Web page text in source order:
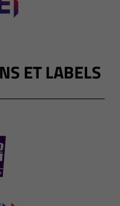
ET LABELS